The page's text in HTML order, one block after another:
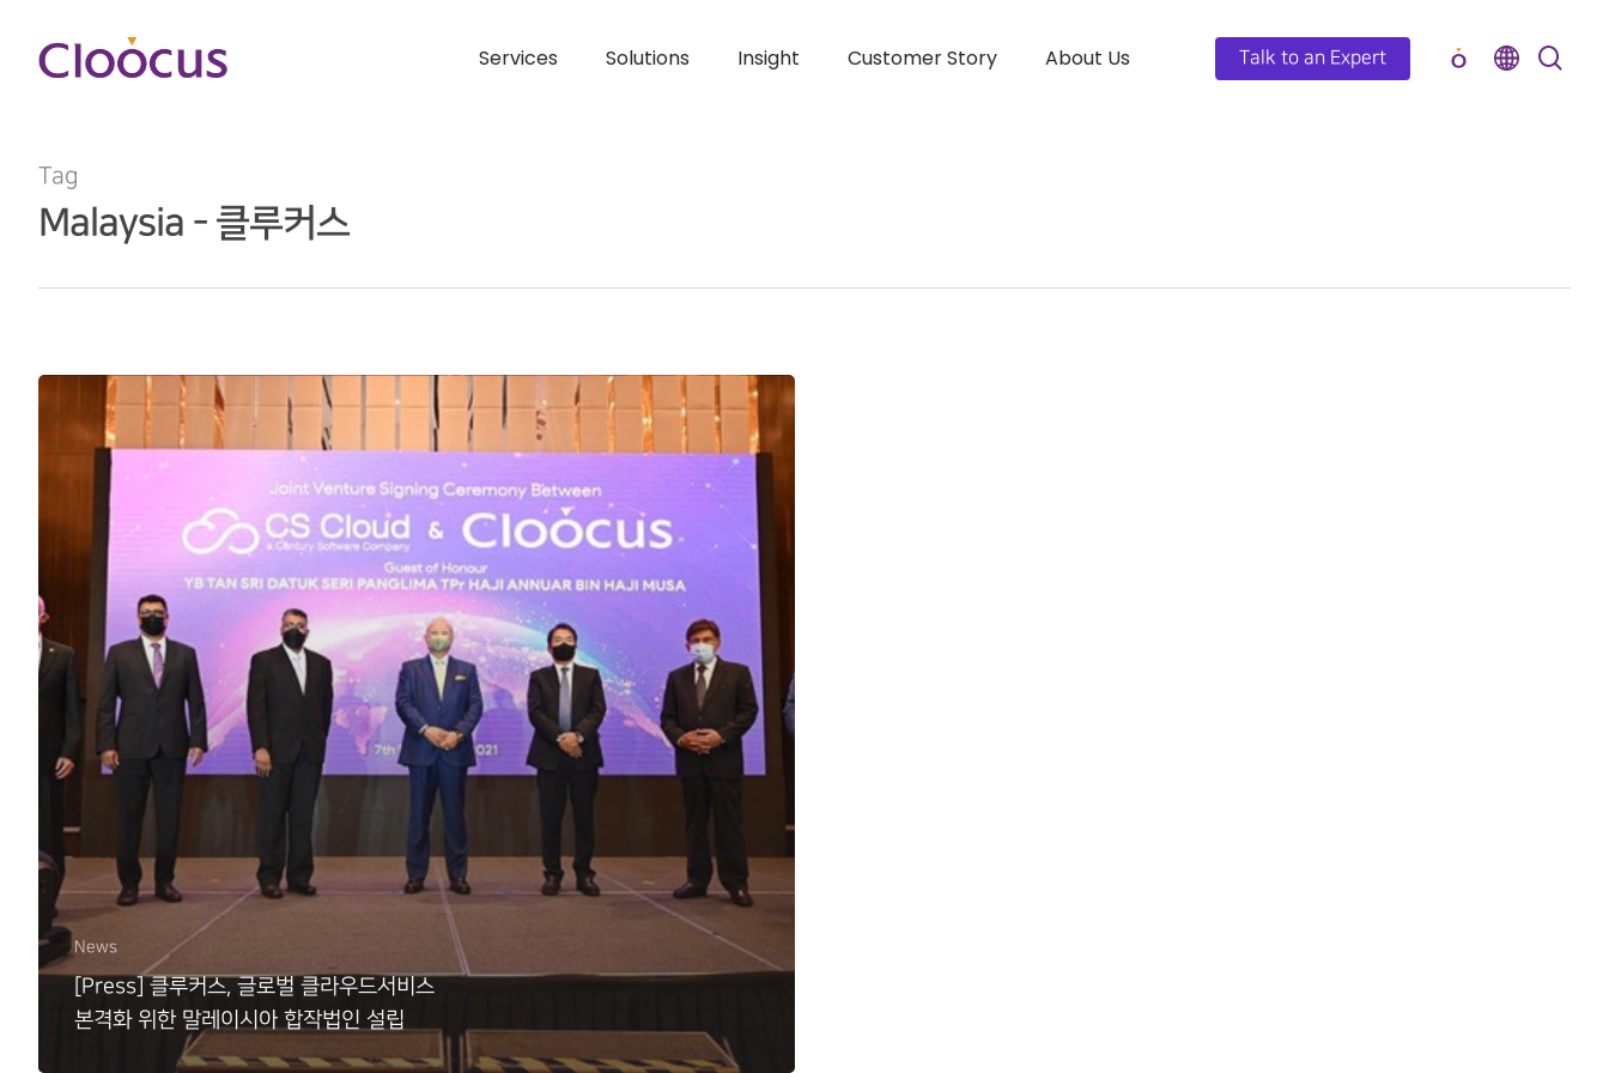
Hit enter to search or ESC to close
Services Solutions Insight Customer Story About Us Talk to an Expert
Tag
Malaysia - 클루커스
News
[Press] 클루커스, 글로벌 클라우드서비스
본격화 위한 말레이시아 합작법인 설립